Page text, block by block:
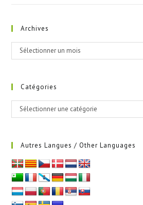
Archives
Archives
Sélectionner un mois
Catégories
Catégories
Sélectionner une catégorie
Autres Langues / Other Languages